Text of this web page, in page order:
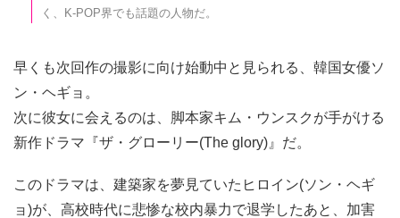
く、K-POP界でも話題の人物だ。
早くも次回作の撮影に向け始動中と見られる、韓国女優ソ
ン・ヘギョ。
次に彼女に会えるのは、脚本家キム・ウンスクが手がける
新作ドラマ『ザ・グローリー(The glory)』だ。
このドラマは、建築家を夢見ていたヒロイン(ソン・ヘギ
ョ)が、高校時代に悲惨な校内暴力で退学したあと、加害